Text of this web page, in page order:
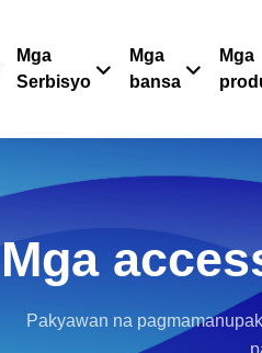
Mga
Serbisyo
Mga
bansa
Mga
Mga
Pakyawan na